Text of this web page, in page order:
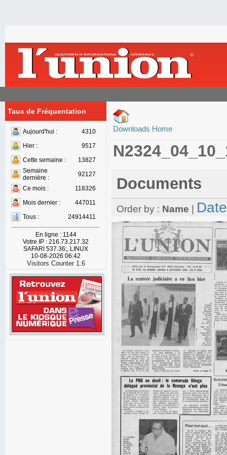
Taux de Fréquentation
Aujourd'hui :
4310
Hier :
9517
Cette semaine :
13827
Semaine
dernière :
92127
Ce mois :
118326
Mois dernier :
447011
Tous :
24914411
En ligne : 1144
Votre IP : 216.73.217.32
SAFARI 537.36;, LINUX
10-08-2026 06:42
Visitors Counter 1.6
Downloads Home
Documents
Order by : Name Date